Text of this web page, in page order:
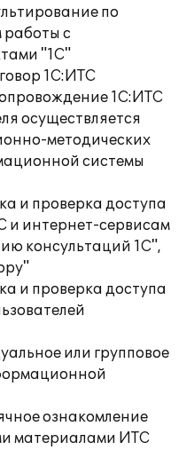
по
работы с
"1С"
1С:ИТС
1С:ИТС
осуществляется
методических
системы
и проверка доступа
и интернет-сервисам
консультаций 1С",
и проверка доступа
или групповое
ознакомление
материалами ИТС